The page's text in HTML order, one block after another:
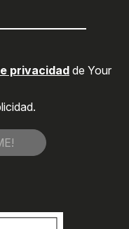
privacidad de Your